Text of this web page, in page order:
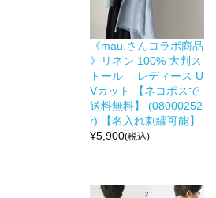
《mau.さんコラボ商品
》リネン 100% 大判ス
トール レディース U
Vカット 【ネコポスで
送料無料】 (08000252
r) 【名入れ刺繍可能】
¥5,900(税込)